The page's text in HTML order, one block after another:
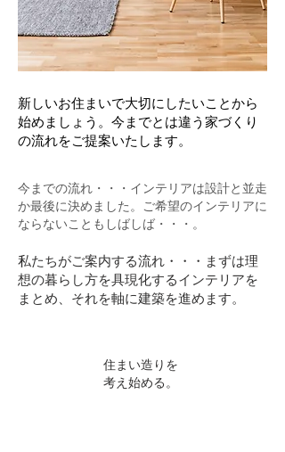
​新しいお住まいで大切にしたいことから
始めましょう。​今までとは違う家づくり
の流れをご提案いたします。
​今までの流れ・・・インテリアは設計と並走
か最後に決めました。ご希望のインテリアに
ならないこともしばしば・・・。
​私たちがご案内する流れ・・・まずは理
想の暮らし方を具現化するインテリアを
まとめ、それを軸に建築を進めます。
​住まい造りを
考え始める。